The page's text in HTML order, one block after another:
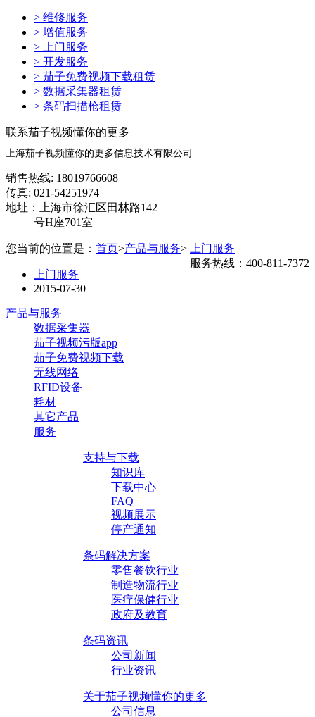
> 维修服务
> 增值服务
> 上门服务
> 开发服务
> 茄子免费视频下载租赁
> 数据采集器租赁
> 条码扫描枪租赁
联系茄子视频懂你的更多
上海茄子视频懂你的更多信息技术有限公司
销售热线: 18019766608
传真: 021-54251974
地址：上海市徐汇区田林路142
号H座701室
您当前的位置是： 首页>产品与服务>
上门服务
服务热线：400-811-7372
上门服务
2015-07-30
产品与服务
数据采集器
茄子视频污版app
茄子免费视频下载
无线网络
RFID设备
耗材
其它产品
服务
支持与下载
知识库
下载中心
FAQ
视频展示
停产通知
条码解决方案
零售餐饮行业
制造物流行业
医疗保健行业
政府及教育
条码资讯
公司新闻
行业资讯
关于茄子视频懂你的更多
公司信息